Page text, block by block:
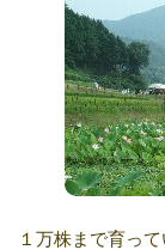
１万株まで育って